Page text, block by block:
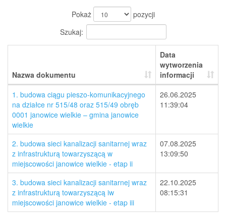
Pokaż
pozycji
Szukaj:
Nazwa dokumentu
Data
wytworzenia
informacji
1. budowa ciągu pieszo-komunikacyjnego
na działce nr 515/48 oraz 515/49 obręb
0001 janowice wielkie – gmina janowice
wielkie
26.06.2025
11:39:04
2. budowa sieci kanalizacji sanitarnej wraz
z infrastrukturą towarzyszącą w
miejscowości janowice wielkie - etap ii
07.08.2025
13:09:50
3. budowa sieci kanalizacji sanitarnej wraz
z infrastrukturą towarzyszącą iw
miejscowości janowice wielkie - etap iii
22.10.2025
08:15:31